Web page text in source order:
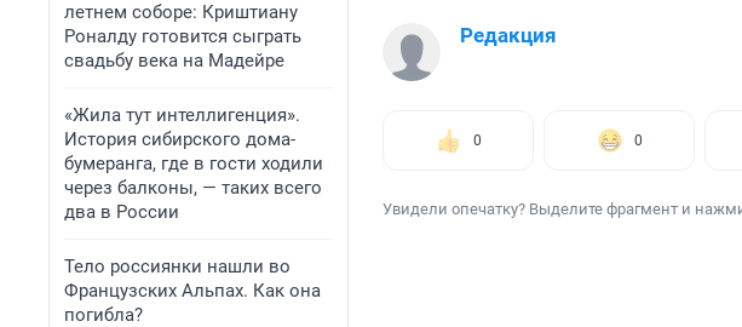
летнем соборе: Криштиану
Роналду готовится сыграть
свадьбу века на Мадейре
«Жила тут интеллигенция».
История сибирского дома-
бумеранга, где в гости ходили
через балконы, — таких всего
два в России
Тело россиянки нашли во
Французских Альпах. Как она
погибла?
Редакция
0 0
Увидели опечатку? Выделите фрагмент и